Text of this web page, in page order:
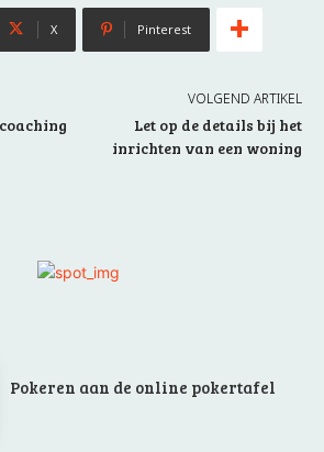
X Pinterest
VOLGEND ARTIKEL
Let op de details bij het
inrichten van een woning
Pokeren aan de online pokertafel